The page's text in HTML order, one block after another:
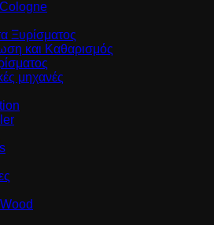
Ξυρίσματος
και Καθαρισμός
μηχανές